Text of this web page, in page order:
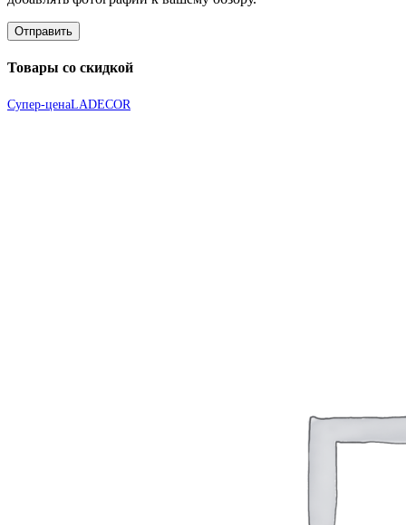
Товары со скидкой
Супер-ценаLADECOR